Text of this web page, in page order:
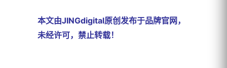
本文由JINGdigital原创发布于品牌官网，
未经许可，禁止转载！